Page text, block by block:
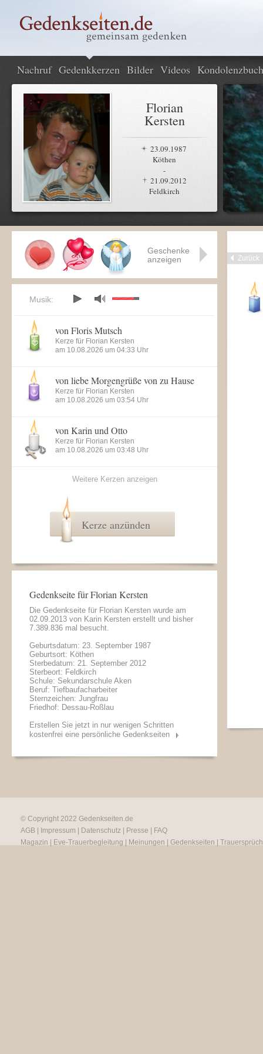
Nachruf Gedenkkerzen Bilder Videos Kondolenzbuch
Florian
Kersten
23.09.1987
Köthen
-
21.09.2012
Feldkirch
Zurück
Geschenke
anzeigen
Musik:
von Floris Mutsch
Kerze für Florian Kersten
am 10.08.2026 um 04:33 Uhr
von liebe Morgengrüße von zu Hause
Kerze für Florian Kersten
am 10.08.2026 um 03:54 Uhr
von Karin und Otto
Kerze für Florian Kersten
am 10.08.2026 um 03:48 Uhr
Weitere Kerzen anzeigen
Kerze anzünden
Gedenkseite für Florian Kersten
Die Gedenkseite für Florian Kersten wurde am
02.09.2013 von Karin Kersten erstellt und bisher
7.389.836 mal besucht.
Geburtsdatum: 23. September 1987
Geburtsort: Köthen
Sterbedatum: 21. September 2012
Sterbeort: Feldkirch
Schule: Sekundarschule Aken
Beruf: Tiefbaufacharbeiter
Sternzeichen: Jungfrau
Friedhof: Dessau-Roßlau
Erstellen Sie jetzt in nur wenigen Schritten
kostenfrei eine persönliche Gedenkseiten
© Copyright 2022 Gedenkseiten.de
AGB
Impressum Datenschutz Presse
FAQ
Magazin
Eve-Trauerbegleitung Meinungen Gedenkseiten